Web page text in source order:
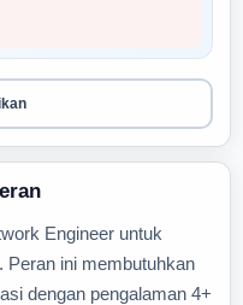
Engineer untuk
Peran ini membutuhkan
dengan pengalaman 4+